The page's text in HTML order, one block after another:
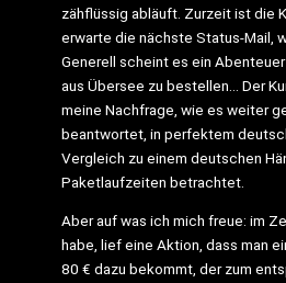
zähflüssig abläuft. Zurzeit ist die
erwarte die nächste Status-Mail,
Generell scheint es ein
aus Übersee zu bestellen… Der
meine Nachfrage, wie es weiter
beantwortet, in perfektem
Vergleich zu einem deutschen
Paketlaufzeiten betrachtet.
Aber auf was ich mich freue: im
habe, lief eine Aktion, dass man
80 € dazu bekommt, der zum